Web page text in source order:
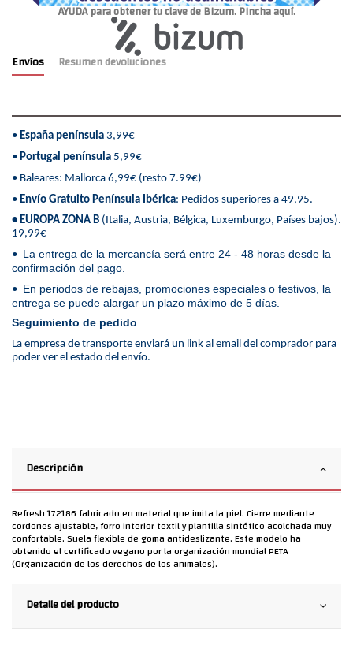
AYUDA para obtener tu clave de Bizum. Pincha aquí.
Envíos Resumen devoluciones
• España península 3,99€
• Portugal península 5,99€
• Baleares: Mallorca 6,99€ (resto 7.99€)
• Envío Gratuito Península Ibérica: Pedidos superiores a 49,95.
• EUROPA ZONA B (Italia, Austria, Bélgica, Luxemburgo, Países bajos).
19,99€
• La entrega de la mercancía será entre 24 - 48 horas desde la
confirmación del pago.
• En periodos de rebajas, promociones especiales o festivos, la
entrega se puede alargar un plazo máximo de 5 días.
Seguimiento de pedido
La empresa de transporte enviará un link al email del comprador para
poder ver el estado del envío.
Descripción
Refresh 172186 fabricado en material que imita la piel. Cierre mediante
cordones ajustable, forro interior textil y plantilla sintético acolchada muy
confortable. Suela flexible de goma antideslizante. Este modelo ha
obtenido el certificado vegano por la organización mundial PETA
(Organización de los derechos de los animales).
Detalle del producto